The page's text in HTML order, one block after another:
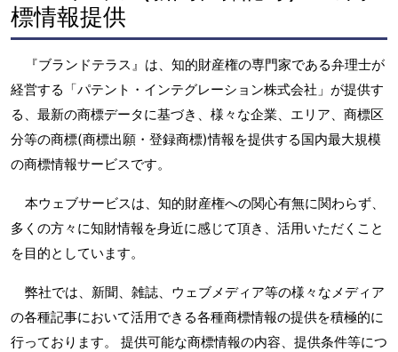
標情報提供
『ブランドテラス』は、知的財産権の専門家である弁理士が
経営する「パテント・インテグレーション株式会社」が提供す
る、最新の商標データに基づき、様々な企業、エリア、商標区
分等の商標(商標出願・登録商標)情報を提供する国内最大規模
の商標情報サービスです。
本ウェブサービスは、知的財産権への関心有無に関わらず、
多くの方々に知財情報を身近に感じて頂き、活用いただくこと
を目的としています。
弊社では、新聞、雑誌、ウェブメディア等の様々なメディア
の各種記事において活用できる各種商標情報の提供を積極的に
行っております。 提供可能な商標情報の内容、提供条件等につ